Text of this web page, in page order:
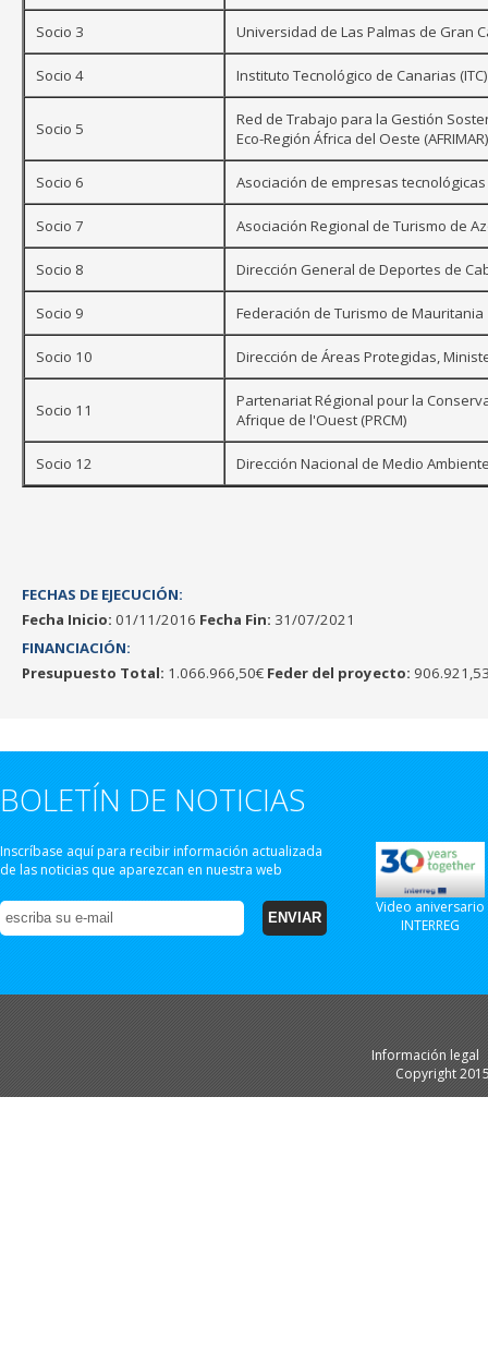
Socio 3 Universidad de Las Palmas de Gran
Socio 4 Instituto Tecnológico de Canarias (ITC)
Socio 5
Red de Trabajo para la Gestión
Eco-Región África del Oeste (AFRIMAR)
Socio 6 Asociación de empresas tecnológicas
Socio 7 Asociación Regional de Turismo de
Socio 8 Dirección General de Deportes de
Socio 9 Federación de Turismo de Mauritania
Socio 10 Dirección de Áreas Protegidas,
Socio 11
Partenariat Régional pour la
Afrique de l'Ouest (PRCM)
Socio 12 Dirección Nacional de Medio
FECHAS DE EJECUCIÓN:
Fecha Inicio: 01/11/2016 Fecha Fin: 31/07/2021
FINANCIACIÓN:
Presupuesto Total: 1.066.966,50€ Feder del proyecto:
BOLETÍN DE NOTICIAS
Inscríbase aquí para recibir información actualizada
de las noticias que aparezcan en nuestra web
Video aniversario
INTERREG
Información legal
Copyright